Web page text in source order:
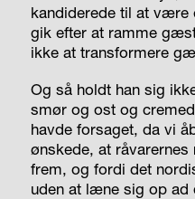
kandiderede til at
gik efter at ramme
ikke at transformere
Og så holdt han sig
smør og ost og
havde forsaget, da vi
ønskede, at
frem, og fordi det
uden at læne sig op ad